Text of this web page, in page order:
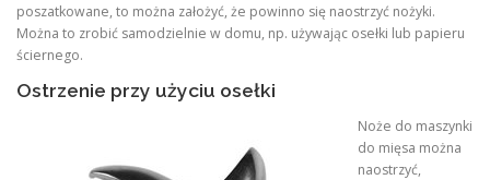
poszatkowane, to można założyć, że powinno się naostrzyć nożyki.
Można to zrobić samodzielnie w domu, np. używając osełki lub papieru
ściernego.
Ostrzenie przy użyciu osełki
Noże do maszynki
do mięsa można
naostrzyć,